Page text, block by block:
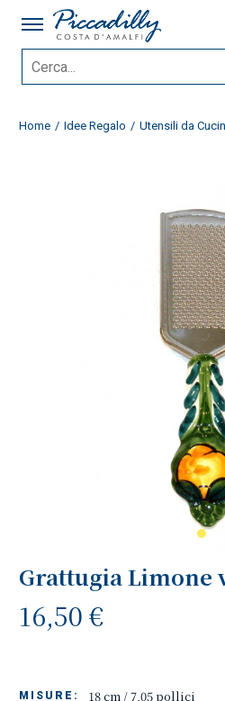
Home Idee Regalo Utensili da
Grattugia Limone
16,50 €
MISURE: 18 cm / 7,05 pollici